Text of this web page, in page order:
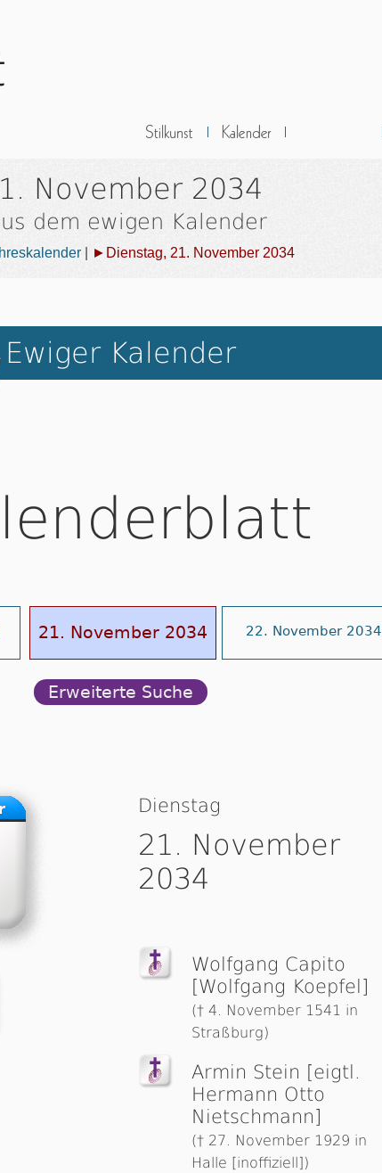
November 2034
dem ewigen Kalender
►Dienstag, 21. November 2034
Ewiger Kalender
21. November 2034 22. November 2034
Erweiterte Suche
Dienstag
21. November
2034
Wolfgang Capito
[Wolfgang Koepfel]
(† 4. November 1541 in
Straßburg)
Armin Stein [eigtl.
Hermann Otto
Nietschmann]
(† 27. November 1929 in
Halle [inoffiziell])